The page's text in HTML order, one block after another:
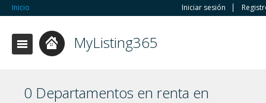
Inicio Iniciar sesión
MyListing365
0 Departamentos en renta en